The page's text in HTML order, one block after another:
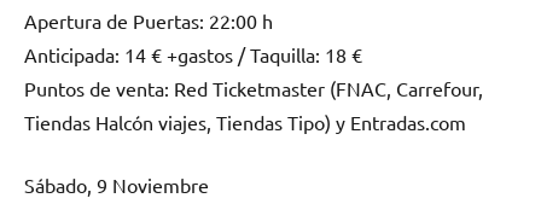
Apertura de Puertas: 22:00 h
Anticipada: 14 € +gastos / Taquilla: 18 €
Puntos de venta: Red Ticketmaster (FNAC, Carrefour,
Tiendas Halcón viajes, Tiendas Tipo) y Entradas.com
Sábado, 9 Noviembre